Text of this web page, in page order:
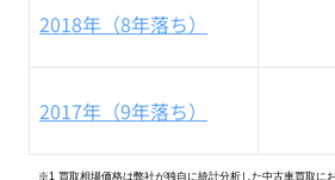
2018年（8年落ち）
2017年（9年落ち）
※1 買取相場価格は弊社が独自に統計分析した中古車買取に